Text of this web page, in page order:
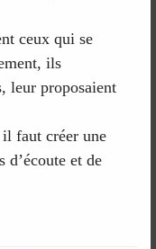
ceux qui se
ils
leur proposaient
faut créer une
d’écoute et de